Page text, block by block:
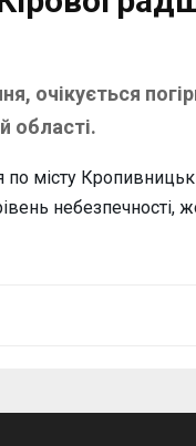
очікується
області.
по місту
небезпечності,